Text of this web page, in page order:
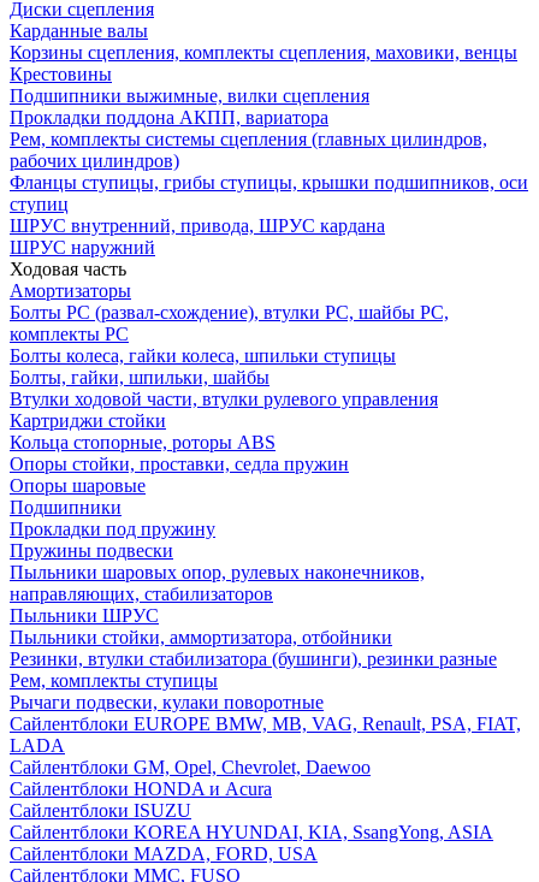
Диски сцепления
Карданные валы
Корзины сцепления, комплекты сцепления, маховики, венцы
Крестовины
Подшипники выжимные, вилки сцепления
Прокладки поддона АКПП, вариатора
Рем, комплекты системы сцепления (главных цилиндров,
рабочих цилиндров)
Фланцы ступицы, грибы ступицы, крышки подшипников, оси
ступиц
ШРУС внутренний, привода, ШРУС кардана
ШРУС наружний
Ходовая часть
Амортизаторы
Болты РС (развал-схождение), втулки РС, шайбы РС,
комплекты РС
Болты колеса, гайки колеса, шпильки ступицы
Болты, гайки, шпильки, шайбы
Втулки ходовой части, втулки рулевого управления
Картриджи стойки
Кольца стопорные, роторы ABS
Опоры стойки, проставки, седла пружин
Опоры шаровые
Подшипники
Прокладки под пружину
Пружины подвески
Пыльники шаровых опор, рулевых наконечников,
направляющих, стабилизаторов
Пыльники ШРУС
Пыльники стойки, аммортизатора, отбойники
Резинки, втулки стабилизатора (бушинги), резинки разные
Рем, комплекты ступицы
Рычаги подвески, кулаки поворотные
Сайлентблоки EUROPE BMW, MB, VAG, Renault, PSA, FIAT,
LADA
Сайлентблоки GM, Opel, Chevrolet, Daewoo
Сайлентблоки HONDA и Acura
Сайлентблоки ISUZU
Сайлентблоки KOREA HYUNDAI, KIA, SsangYong, ASIA
Сайлентблоки MAZDA, FORD, USA
Сайлентблоки MMC, FUSO